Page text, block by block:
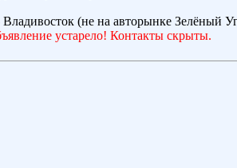
(не на авторынке Зелёный
устарело! Контакты скрыты.